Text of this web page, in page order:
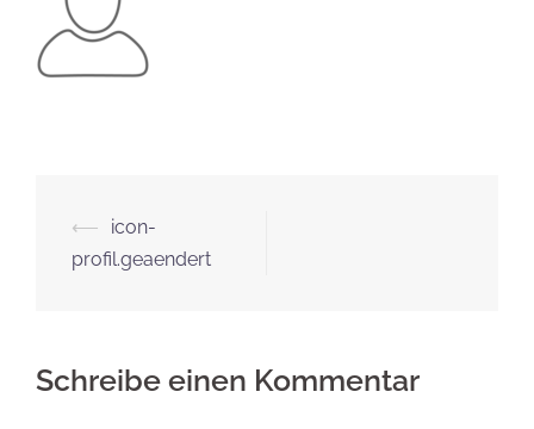
Beitrags-
Navigation
⟵
icon-
profil.geaendert
Schreibe einen Kommentar